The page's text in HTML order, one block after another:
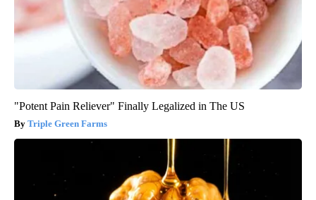
"Potent Pain Reliever" Finally Legalized in The US
Triple Green Farms